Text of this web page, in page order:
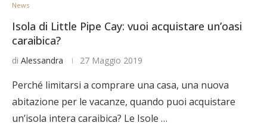
News
Isola di Little Pipe Cay: vuoi acquistare un’oasi
caraibica?
di Alessandra 27 Maggio 2019
Perché limitarsi a comprare una casa, una nuova
abitazione per le vacanze, quando puoi acquistare
un’isola intera caraibica? Le Isole …